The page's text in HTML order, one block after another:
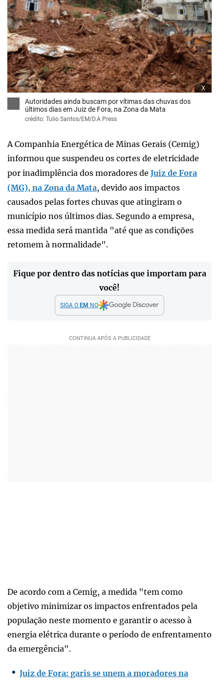
x
Autoridades ainda buscam por vítimas das chuvas dos
últimos dias em Juiz de Fora, na Zona da Mata
crédito: Tulio Santos/EM/D.A Press
A Companhia Energética de Minas Gerais (Cemig)
informou que suspendeu os cortes de eletricidade
por inadimplência dos moradores de Juiz de Fora
(MG), na Zona da Mata, devido aos impactos
causados pelas fortes chuvas que atingiram o
município nos últimos dias. Segundo a empresa,
essa medida será mantida "até que as condições
retomem à normalidade".
Fique por dentro das notícias que importam para
você!
SIGA O EM NO
De acordo com a Cemig, a medida "tem como
objetivo minimizar os impactos enfrentados pela
população neste momento e garantir o acesso à
energia elétrica durante o período de enfrentamento
da emergência".
Juiz de Fora: garis se unem a moradores na